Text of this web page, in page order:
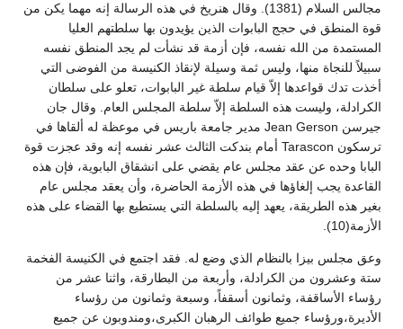
مجالس السلام (1381). وقال هنريخ في هذه الرسالة إنه مهما يكن من
قوة المنطق في حجج البابوات الذين يؤيدون بها سلطتهم العليا
المستمدة من الله نفسه، فإن أزمة قد نشأت لم يجد المنطق نفسه
سبيلاً للنجاة منها، وليس ثمة وسيلة لإنقاذ الكنيسة من الفوضى التي
أخذت تدك قواعدها إلاّ قيام سلطة غير البابوات، تعلو على سلطان
الكرادلة، وليست هذه السلطة إلاّ سلطة المجلس العام. وقال جان
جيرسن Jean Gerson مدير جامعة باريس في موعظة له ألقاها في
ترسكون Tarascon أمام بندكت الثالث عشر نفسه إنه وقد عجزت قوة
البابا وحده عن عقد مجلس عام يقضي على انشقاق البابوية، فإن هذه
القاعدة يجب إلغاؤها في هذه الأزمة الحاضرة، وأن يعقد مجلس عام
بغير هذه الطريقة، يعهد إليه بالسلطة التي يستطيع بها القضاء على هذه
الأزمة(10).
وعق مجلس بيزا بالنظام الذي وضع له. فقد اجتمع في الكنيسة الفخمة
ستة وعشرون من الكرادلة، وأربعة من البطارقة، واثنا عشر من
رؤساء الأساقفة، وثمانون أسقفاً، وسبعة وثمانون من رؤساء
الأديرة،ورؤساء جميع طوائف الرهبان الكبرى،ومندوبون عن جميع